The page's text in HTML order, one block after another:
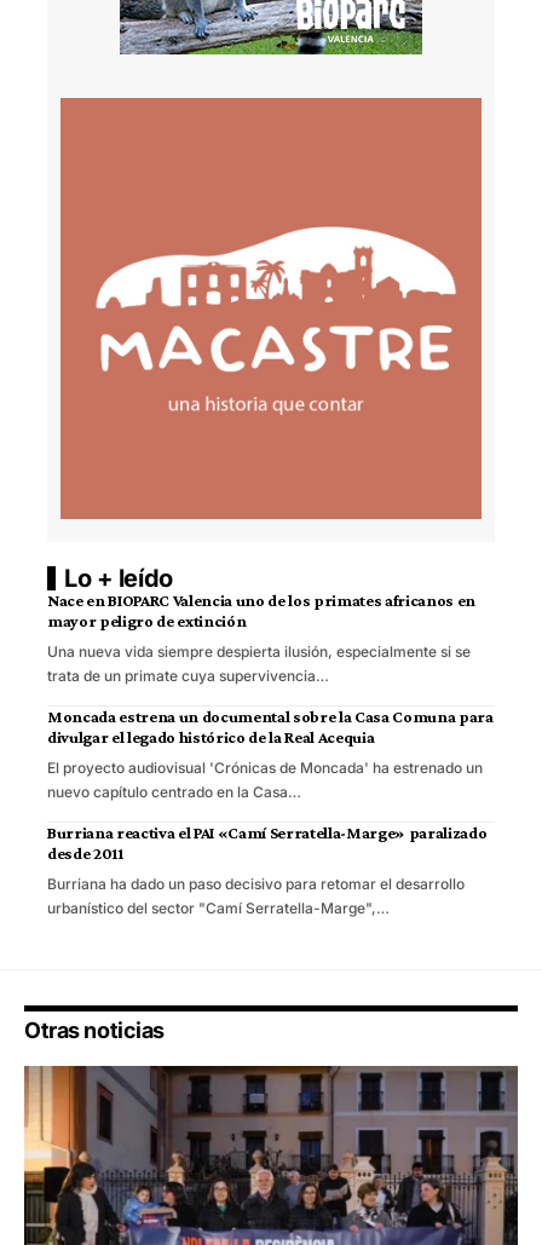
Lo + leído
Nace en BIOPARC Valencia uno de los primates africanos en
mayor peligro de extinción
Una nueva vida siempre despierta ilusión, especialmente si se
trata de un primate cuya supervivencia…
Moncada estrena un documental sobre la Casa Comuna para
divulgar el legado histórico de la Real Acequia
El proyecto audiovisual 'Crónicas de Moncada' ha estrenado un
nuevo capítulo centrado en la Casa…
Burriana reactiva el PAI «Camí Serratella-Marge» paralizado
desde 2011
Burriana ha dado un paso decisivo para retomar el desarrollo
urbanístico del sector "Camí Serratella-Marge",…
Otras noticias